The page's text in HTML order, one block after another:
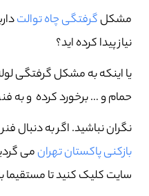
مشکلگرفتگی چاه توالت
نیاز پیدا کرده اید؟
یا اینکه به مشکل گرفتگی
حمام و … برخورد کرده و به
نگران نباشید. اگر به دنبال
بازکنی پاکستان تهرانمی
سایت کلیک کنید تا مستقیما